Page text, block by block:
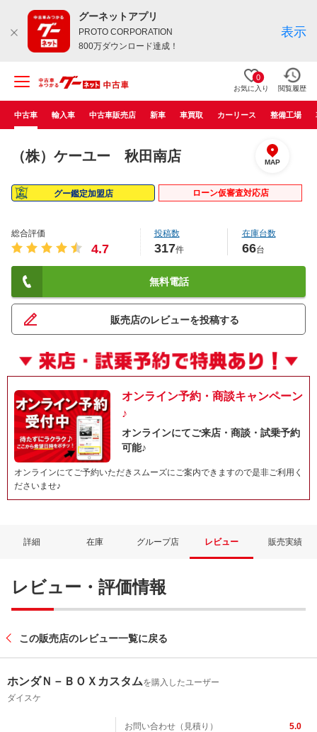
グーネットアプリ
PROTO CORPORATION
800万ダウンロード達成！
表示
0
お気に入り 閲覧履歴
中古車 輸入車 中古車販売店 新車 車買取 カーリース 整備工場
（株）ケーユー 秋田南店 MAP
グー鑑定加盟店 ローン仮審査対応店
総合評価
4.7
投稿数
317件
在庫台数
66台
無料電話
販売店のレビューを投稿する
オンライン予約・商談キャンペーン
♪
オンラインにてご来店・商談・試乗予約
可能♪
オンラインにてご予約いただきスムーズにご案内できますので是非ご利用く
ださいませ♪
詳細 在庫 グループ店 レビュー 販売実績
レビュー・評価情報
この販売店のレビュー一覧に戻る
ホンダＮ－ＢＯＸカスタムを購入したユーザー
ダイスケ
お問い合わせ（見積り）
5.0